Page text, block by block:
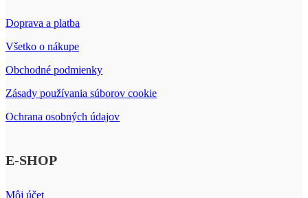
Doprava a platba
Všetko o nákupe
Obchodné podmienky
Zásady používania súborov cookie
Ochrana osobných údajov
E-SHOP
Môj účet